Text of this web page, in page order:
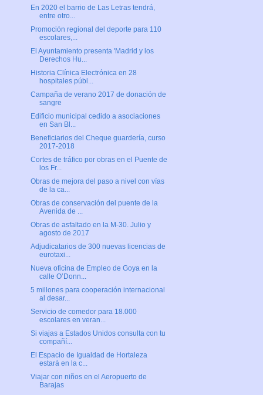
En 2020 el barrio de Las Letras tendrá,
entre otro...
Promoción regional del deporte para 110
escolares,...
El Ayuntamiento presenta 'Madrid y los
Derechos Hu...
Historia Clínica Electrónica en 28
hospitales públ...
Campaña de verano 2017 de donación de
sangre
Edificio municipal cedido a asociaciones
en San Bl...
Beneficiarios del Cheque guardería, curso
2017-2018
Cortes de tráfico por obras en el Puente de
los Fr...
Obras de mejora del paso a nivel con vías
de la ca...
Obras de conservación del puente de la
Avenida de ...
Obras de asfaltado en la M-30. Julio y
agosto de 2017
Adjudicatarios de 300 nuevas licencias de
eurotaxi...
Nueva oficina de Empleo de Goya en la
calle O’Donn...
5 millones para cooperación internacional
al desar...
Servicio de comedor para 18.000
escolares en veran...
Si viajas a Estados Unidos consulta con tu
compañí...
El Espacio de Igualdad de Hortaleza
estará en la c...
Viajar con niños en el Aeropuerto de
Barajas